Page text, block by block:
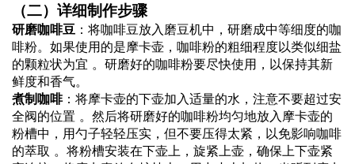
（二）详细制作步骤
研磨咖啡豆 ：将咖啡豆放入磨豆机中，研磨成中等细度的咖
啡粉。如果使用的是摩卡壶，咖啡粉的粗细程度以类似细盐
的颗粒状为宜 。研磨好的咖啡粉要尽快使用，以保持其新
鲜度和香气。
煮制咖啡：将摩卡壶的下壶加入适量的水，注意不要超过安
全阀的位置 。然后将研磨好的咖啡粉均匀地放入摩卡壶的
粉槽中，用勺子轻轻压实，但不要压得太紧，以免影响咖啡
的萃取 。将粉槽安装在下壶上，旋紧上壶，确保上下壶紧